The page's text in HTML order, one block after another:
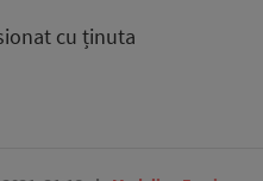
cu ținuta